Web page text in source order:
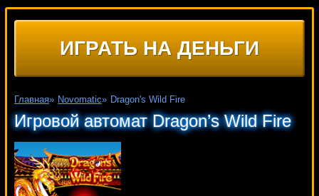
ИГРАТЬ НА ДЕНЬГИ
Главная» Novomatic» Dragon's Wild Fire
Игровой автомат Dragon’s Wild Fire